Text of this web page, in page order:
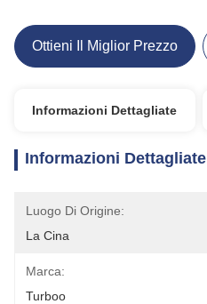
Ottieni Il Miglior Prezzo
Informazioni Dettagliate
Informazioni Dettagliate
Luogo Di Origine:
La Cina
Marca:
Turboo